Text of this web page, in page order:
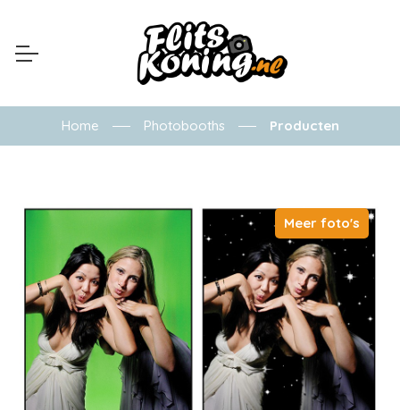
Home Photobooths Producten
Meer foto's